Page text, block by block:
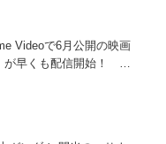
Videoで6月公開の映画
が早くも配信開始！ …